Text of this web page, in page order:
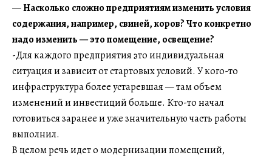
—Насколько сложно предприятиям изменить условия
содержания, например, свиней, коров? Что конкретно
надо изменить — это помещение, освещение?
-Для каждого предприятия это индивидуальная
ситуация и зависит от стартовых условий. У кого-то
инфраструктура более устаревшая — там объем
изменений и инвестиций больше. Кто-то начал
готовиться заранее и уже значительную часть работы
выполнил.
В целом речь идет о модернизации помещений,